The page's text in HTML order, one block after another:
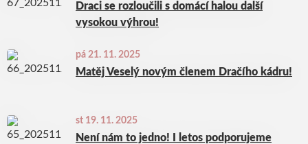
Draci se rozloučili s domácí halou další
vysokou výhrou!
pá 21. 11. 2025
Matěj Veselý novým členem Dračího kádru!
st 19. 11. 2025
Není nám to jedno! I letos podporujeme